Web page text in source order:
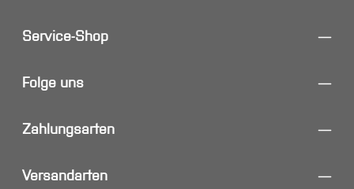
Service-Shop
Folge uns
Zahlungsarten
Versandarten